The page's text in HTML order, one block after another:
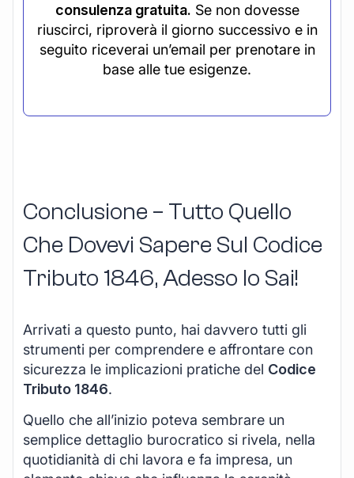
consulenza gratuita. Se non dovesse
riuscirci, riproverà il giorno successivo e in
seguito riceverai un’email per prenotare in
base alle tue esigenze.
Conclusione – Tutto Quello
Che Dovevi Sapere Sul Codice
Tributo 1846, Adesso lo Sai!
Arrivati a questo punto, hai davvero tutti gli
strumenti per comprendere e affrontare con
sicurezza le implicazioni pratiche del Codice
Tributo 1846.
Quello che all’inizio poteva sembrare un
semplice dettaglio burocratico si rivela, nella
quotidianità di chi lavora e fa impresa, un